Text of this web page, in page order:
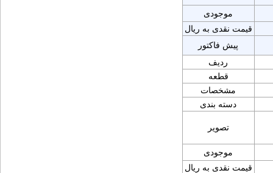
موجودی
قیمت نقدی به ریال
پیش فاکتور
ردیف
قطعه
مشخصات
دسته بندی
تصویر
موجودی
قیمت نقدی به ریال